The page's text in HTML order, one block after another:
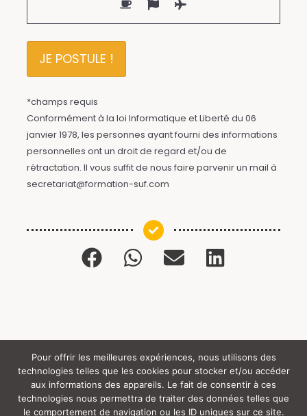
*champs requis
Conformément à la loi Informatique et Liberté du 06
janvier 1978, les personnes ayant fourni des informations
personnelles ont un droit de regard et/ou de
rétractation. Il vous suffit de nous faire parvenir un mail à
secretariat@formation-suf.com
Tous droits réservés (c) SUF (y) 2024 |
Pour offrir les meilleures expériences, nous utilisons des
technologies telles que les cookies pour stocker et/ou accéder
aux informations des appareils. Le fait de consentir à ces
technologies nous permettra de traiter des données telles que
le comportement de navigation ou les ID uniques sur ce site.